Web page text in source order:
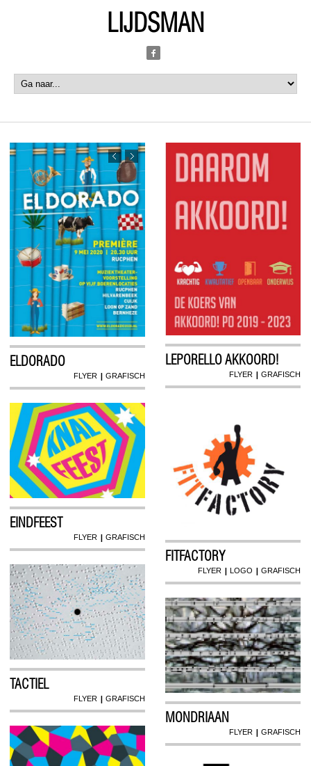
LIJDSMAN
ELDORADO
FLYER | GRAFISCH
LEPORELLO AKKOORD!
FLYER | GRAFISCH
FITFACTORY
FLYER | LOGO | GRAFISCH
EINDFEEST
FLYER | GRAFISCH
TACTIEL
FLYER | GRAFISCH
MONDRIAAN
FLYER | GRAFISCH